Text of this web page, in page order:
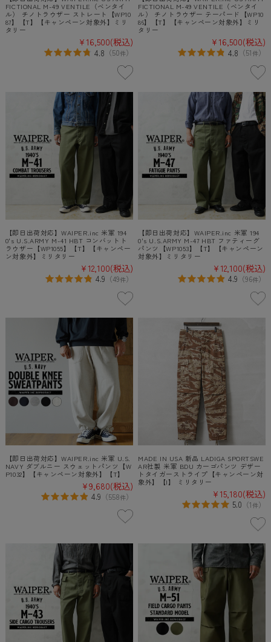
FICTIONAL M-49 VENTILE（ベンタイ
ル） チノトラウザー ストレート【WP10
87】【T】【キャンペーン対象外】ミリ
タリー
¥16,500(税込)
4.8 （50件）
FICTIONAL M-49 VENTILE（ベンタイ
ル） チノトラウザー テーパード【WP10
86】【T】【キャンペーン対象外】ミリ
タリー
¥16,500(税込)
4.8 （51件）
【即日出荷対応】WAIPER.inc 米軍 194
0's U.S.ARMY M-41 HBT コンバットト
ラウザー【WP1055】【T】【キャンペー
ン対象外】ミリタリー
¥12,100(税込)
4.9 （49件）
【即日出荷対応】WAIPER.inc 米軍 194
0's U.S.ARMY M-47 HBT ファティーグ
パンツ【WP1053】【T】【キャンペーン
対象外】ミリタリー
¥12,100(税込)
4.9 （96件）
【即日出荷対応】WAIPER.inc 米軍 U.S.
NAVY ダブルニー スウェットパンツ【W
P1032】【キャンペーン対象外】【T】
¥9,680(税込)
4.9 （558件）
MADE IN USA 新品 LADIGA SPORTSWE
AR社製 米軍 BDU カーゴパンツ デザー
トタイガーストライプ【キャンペーン対
象外】【I】 ミリタリー
¥15,180(税込)
5.0 （1件）